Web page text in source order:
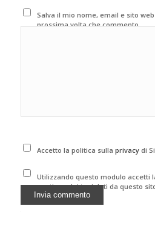
Salva il mio nome, email e sito
prossima volta che commento.
Accetto la politica sullaprivacydi
Utilizzando questo modulo accetti
gestione dei tuoi dati da questo